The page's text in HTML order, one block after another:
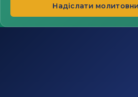
Надіслати